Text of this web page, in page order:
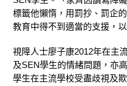
標籤他懶惰，用罰抄、罰企
教育中得不到適當的支援，
視障人士廖子康2012年在主
及SEN學生的情緒問題，亦
學生在主流學校受盡歧視及